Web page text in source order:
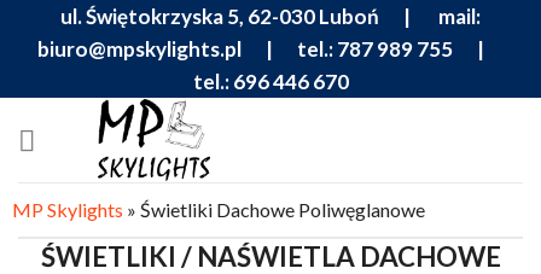
ul. Świętokrzyska 5, 62-030 Luboń |
mail:
biuro@mpskylights.pl| tel.: 787 989 755|
tel.: 696 446 670
MP Skylights » Świetliki Dachowe Poliwęglanowe
ŚWIETLIKI / NAŚWIETLA DACHOWE